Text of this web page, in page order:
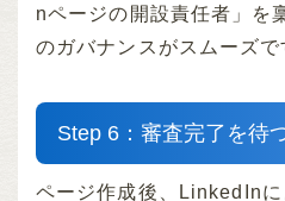
nページの開設責任者」を
のガバナンスがスムーズで
Step 6：審査完了を待
ページ作成後、LinkedInに